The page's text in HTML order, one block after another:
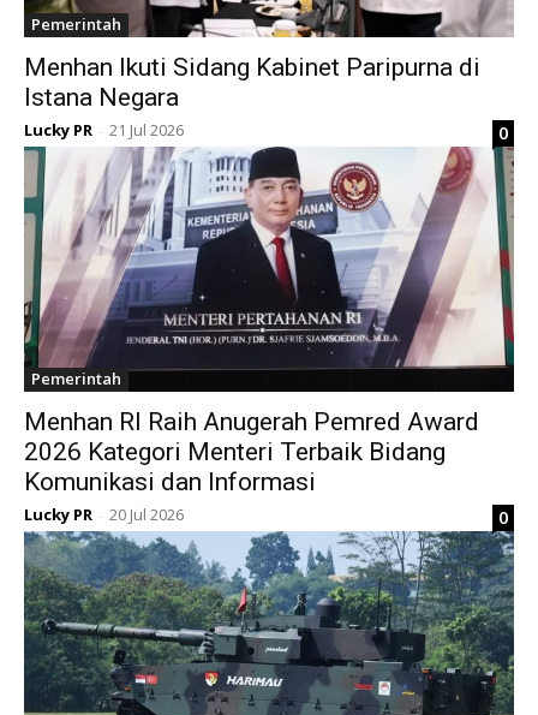
Pemerintah
Menhan Ikuti Sidang Kabinet Paripurna di
Istana Negara
Lucky PR - 21 Jul 2026 0
Pemerintah
Menhan RI Raih Anugerah Pemred Award
2026 Kategori Menteri Terbaik Bidang
Komunikasi dan Informasi
Lucky PR - 20 Jul 2026 0